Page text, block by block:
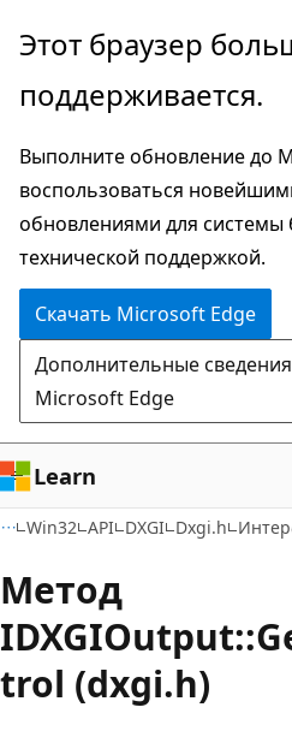
Пропустить
перейти
основному
содержимому
Этот браузер
поддерживается.
Выполните обновление до
воспользоваться
обновлениями для системы
технической поддержкой.
Скачать Microsoft Edge
Дополнительные
Microsoft Edge
Learn
Win32 API DXGI Dxgi.h
Метод
trol (dxgi.h)